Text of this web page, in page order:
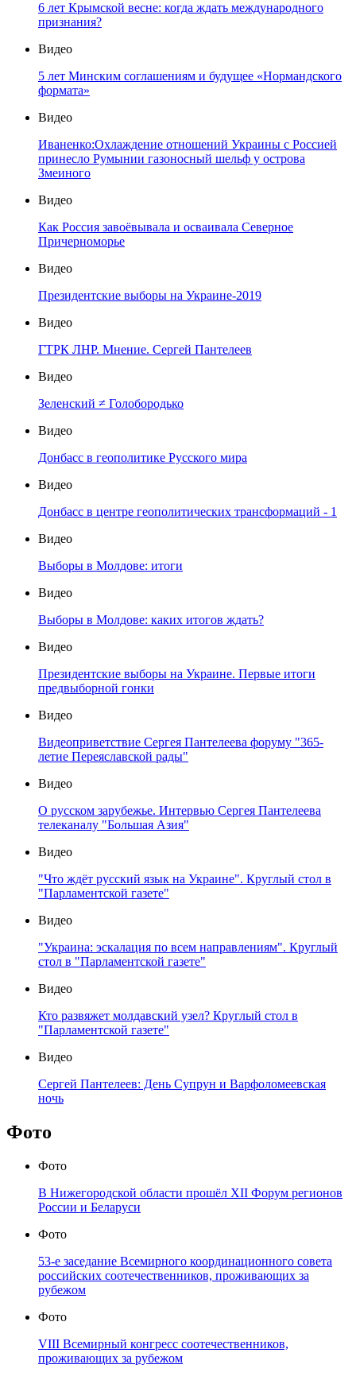
6 лет Крымской весне: когда ждать международного
признания?
Видео
5 лет Минским соглашениям и будущее «Нормандского
формата»
Видео
Иваненко:Охлаждение отношений Украины с Россией
принесло Румынии газоносный шельф у острова
Змеиного
Видео
Как Россия завоёвывала и осваивала Северное
Причерноморье
Видео
Президентские выборы на Украине-2019
Видео
ГТРК ЛНР. Мнение. Сергей Пантелеев
Видео
Зеленский ≠ Голобородько
Видео
Донбасс в геополитике Русского мира
Видео
Донбасс в центре геополитических трансформаций - 1
Видео
Выборы в Молдове: итоги
Видео
Выборы в Молдове: каких итогов ждать?
Видео
Президентские выборы на Украине. Первые итоги
предвыборной гонки
Видео
Видеоприветствие Сергея Пантелеева форуму "365-
летие Переяславской рады"
Видео
О русском зарубежье. Интервью Сергея Пантелеева
телеканалу "Большая Азия"
Видео
"Что ждёт русский язык на Украине". Круглый стол в
"Парламентской газете"
Видео
"Украина: эскалация по всем направлениям". Круглый
стол в "Парламентской газете"
Видео
Кто развяжет молдавский узел? Круглый стол в
"Парламентской газете"
Видео
Сергей Пантелеев: День Супрун и Варфоломеевская
ночь
Фото
Фото
В Нижегородской области прошёл XII Форум регионов
России и Беларуси
Фото
53-е заседание Всемирного координационного совета
российских соотечественников, проживающих за
рубежом
Фото
VIII Всемирный конгресс соотечественников,
проживающих за рубежом